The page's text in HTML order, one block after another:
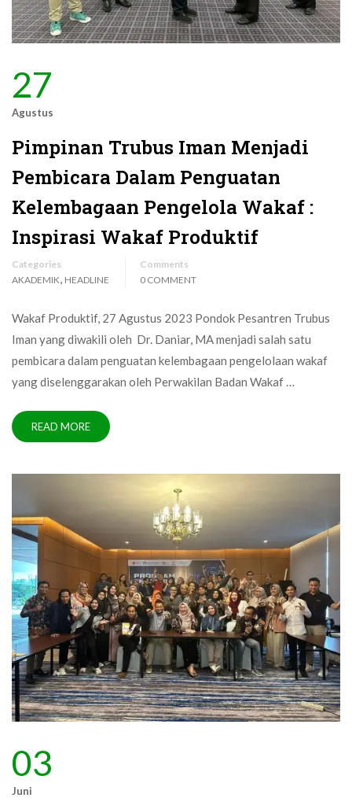
27
Agustus
Pimpinan Trubus Iman Menjadi
Pembicara Dalam Penguatan
Kelembagaan Pengelola Wakaf :
Inspirasi Wakaf Produktif
Categories
AKADEMIK, HEADLINE
Comments
0 COMMENT
Wakaf Produktif, 27 Agustus 2023 Pondok Pesantren Trubus
Iman yang diwakili oleh Dr. Daniar, MA menjadi salah satu
pembicara dalam penguatan kelembagaan pengelolaan wakaf
yang diselenggarakan oleh Perwakilan Badan Wakaf …
READ MORE
03
Juni